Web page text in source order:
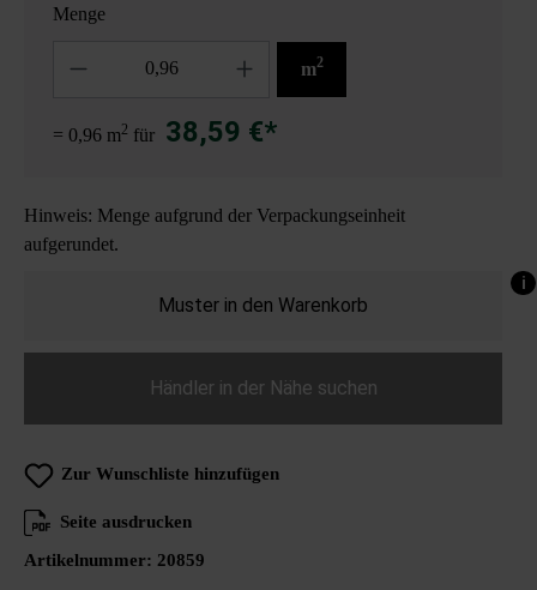
Menge
m2
= 0,96 m2 für 38,59 €*
Hinweis: Menge aufgrund der Verpackungseinheit
aufgerundet.
Muster in den Warenkorb
i
Händler in der Nähe suchen
Zur Wunschliste hinzufügen
Seite ausdrucken
Artikelnummer: 20859